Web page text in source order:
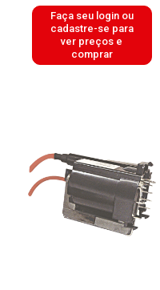
Faça seu login ou
cadastre-se para
ver preços e
comprar